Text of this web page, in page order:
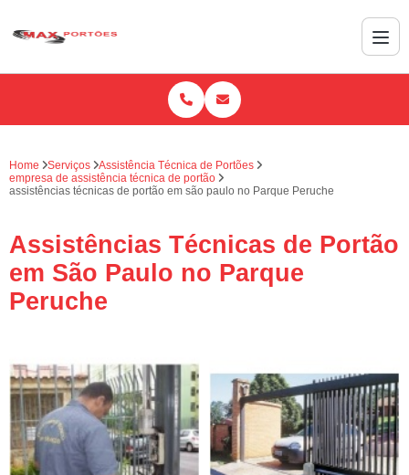
Home Serviços
Assistência Técnica de Portões
empresa de assistência técnica de portão
assistências técnicas de portão em são paulo no Parque Peruche
Assistências Técnicas de Portão
em São Paulo no Parque
Peruche